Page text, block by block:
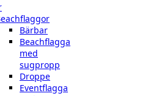
Bärbar
Beachflagga
med
sugpropp
Droppe
Eventflagga